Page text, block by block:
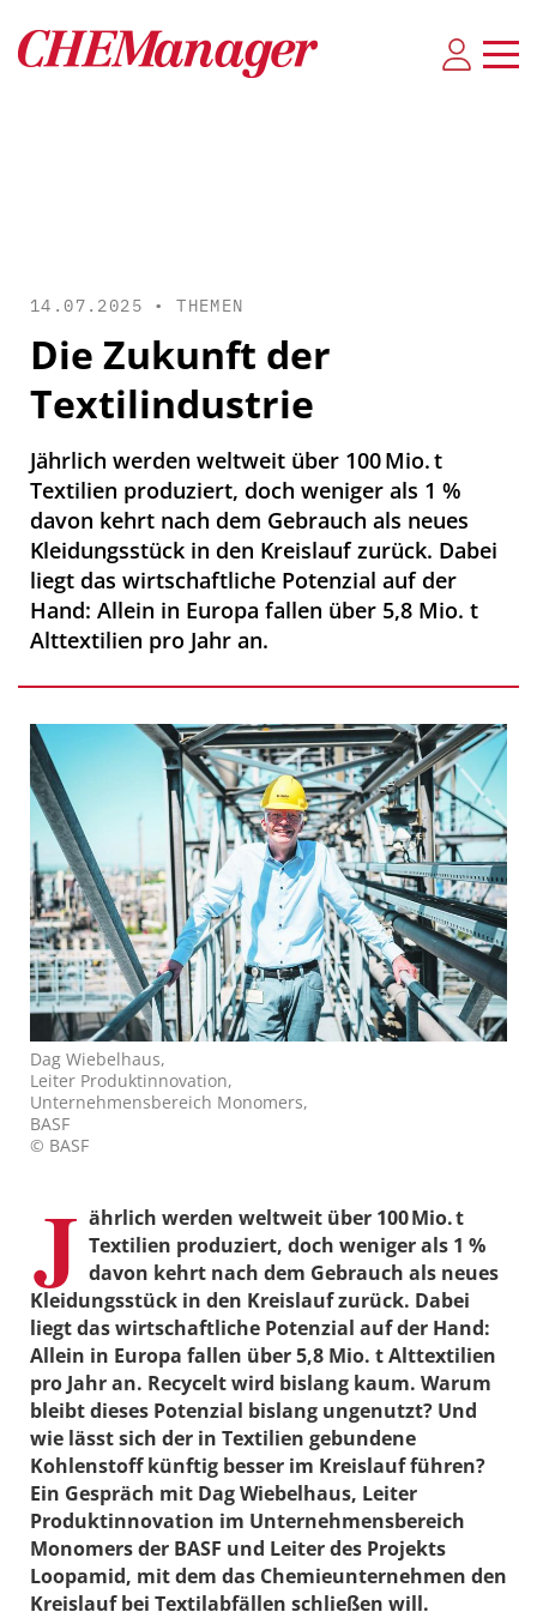
14.07.2025 •THEMEN
Die Zukunft der
Textilindustrie
Jährlich werden weltweit über 100 Mio. t
Textilien produziert, doch weniger als 1 %
davon kehrt nach dem Gebrauch als neues
Kleidungsstück in den Kreislauf zurück. Dabei
liegt das wirtschaftliche Potenzial auf der
Hand: Allein in Europa fallen über 5,8 Mio. t
Alttextilien pro Jahr an.
Dag Wiebelhaus,
Leiter Produktinnovation,
Unternehmensbereich Monomers,
BASF
© BASF
J ährlich werden weltweit über 100 Mio. t
Textilien produziert, doch weniger als 1 %
davon kehrt nach dem Gebrauch als neues
Kleidungsstück in den Kreislauf zurück. Dabei
liegt das wirtschaftliche Potenzial auf der Hand:
Allein in Europa fallen über 5,8 Mio. t Alttextilien
pro Jahr an. Recycelt wird bislang kaum. Warum
bleibt dieses Potenzial bislang ungenutzt? Und
wie lässt sich der in Textilien gebundene
Kohlenstoff künftig besser im Kreislauf führen?
Ein Gespräch mit Dag Wiebelhaus, Leiter
Produktinnovation im Unternehmensbereich
Monomers der BASF und Leiter des Projekts
Loopamid, mit dem das Chemieunternehmen den
Kreislauf bei Textilabfällen schließen will.